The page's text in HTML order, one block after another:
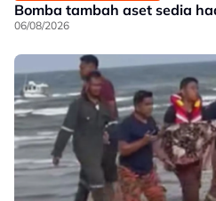
Bomba tambah aset sedia
06/08/2026